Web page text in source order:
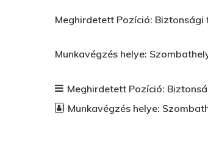
Meghirdetett Pozíció: Biztonsági
Munkavégzés helye:
Meghirdetett Pozíció:
Munkavégzés helye: